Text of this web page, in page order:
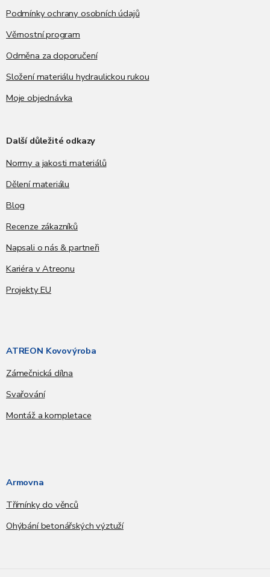
Podmínky ochrany osobních údajů
Věrnostní program
Odměna za doporučení
Složení materiálu hydraulickou rukou
Moje objednávka
Další důležité odkazy
Normy a jakosti materiálů
Dělení materiálu
Blog
Recenze zákazníků
Napsali o nás & partneři
Kariéra v Atreonu
Projekty EU
ATREON Kovovýroba
Zámečnická dílna
Svařování
Montáž a kompletace
Armovna
Třímínky do věnců
Ohýbání betonářských výztuží